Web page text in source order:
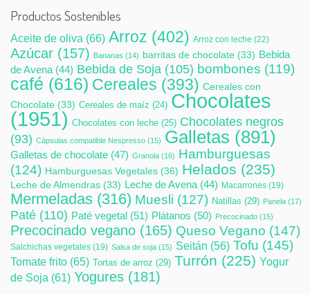
Productos Sostenibles
Aceite de oliva (66) Arroz (402) Arroz con leche (22)
Azúcar (157) Bananas (14) barritas de chocolate (33) Bebida
de Avena (44) Bebida de Soja (105) bombones (119)
café (616) Cereales (393) Cereales con
Chocolate (33) Cereales de maíz (24) Chocolates
(1951) Chocolates con leche (25) Chocolates negros
(93) Cápsulas compatible Nespresso (15) Galletas (891)
Galletas de chocolate (47) Granola (16) Hamburguesas
(124) Hamburguesas Vegetales (36) Helados (235)
Leche de Almendras (33) Leche de Avena (44) Macarrones (19)
Mermeladas (316) Muesli (127) Natillas (29) Panela (17)
Paté (110) Paté vegetal (51) Plátanos (50) Precocinado (15)
Precocinado vegano (165) Queso Vegano (147)
Salchichas vegetales (19) Salsa de soja (15) Seitán (56) Tofu (145)
Tomate frito (65) Tortas de arroz (29) Turrón (225) Yogur
de Soja (61) Yogures (181)